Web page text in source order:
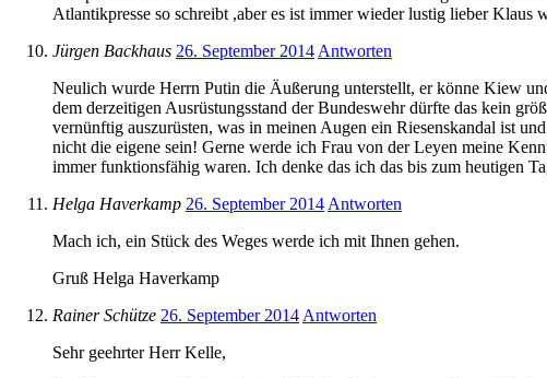
Atlantikpresse so schreibt ,aber es ist immer wieder lustig lieber
Jürgen Backhaus 26. September 2014 Antworten
Neulich wurde Herrn Putin die Äußerung unterstellt, er könne Kiew
dem derzeitigen Ausrüstungsstand der Bundeswehr dürfte das kein
vernünftig auszurüsten, was in meinen Augen ein Riesenskandal ist
nicht die eigene sein! Gerne werde ich Frau von der Leyen meine
immer funktionsfähig waren. Ich denke das ich das bis zum heutigen
Helga Haverkamp 26. September 2014 Antworten
Mach ich, ein Stück des Weges werde ich mit Ihnen gehen.
Gruß Helga Haverkamp
Rainer Schütze 26. September 2014 Antworten
Sehr geehrter Herr Kelle,